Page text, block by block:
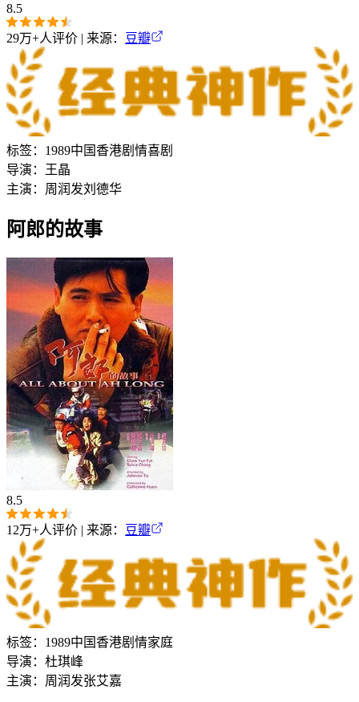
8.5
29万+人评价 | 来源： 豆瓣
标签： 1989中国香港剧情喜剧
导演：
王晶
主演： 周润发刘德华
阿郎的故事‎
8.5
12万+人评价 | 来源： 豆瓣
标签： 1989中国香港剧情家庭
导演： 杜琪峰
主演： 周润发张艾嘉